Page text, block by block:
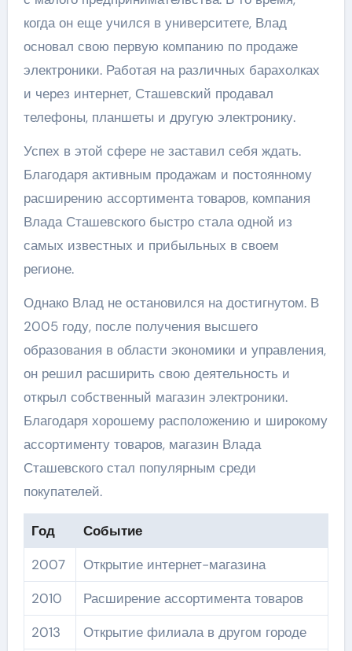
когда он еще учился в университете, Влад
основал свою первую компанию по продаже
электроники. Работая на различных барахолках
и через интернет, Сташевский продавал
телефоны, планшеты и другую электронику.
Успех в этой сфере не заставил себя ждать.
Благодаря активным продажам и постоянному
расширению ассортимента товаров, компания
Влада Сташевского быстро стала одной из
самых известных и прибыльных в своем
регионе.
Однако Влад не остановился на достигнутом. В
2005 году, после получения высшего
образования в области экономики и управления,
он решил расширить свою деятельность и
открыл собственный магазин электроники.
Благодаря хорошему расположению и широкому
ассортименту товаров, магазин Влада
Сташевского стал популярным среди
покупателей.
Год
Событие
2007
Открытие интернет-магазина
2010
Расширение ассортимента товаров
2013
Открытие филиала в другом городе